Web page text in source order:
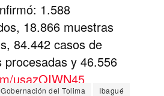
1.588
18.866 muestras
84.442 casos de
y 46.556
usazQIWN45
Gobernación del Tolima
Ibagué